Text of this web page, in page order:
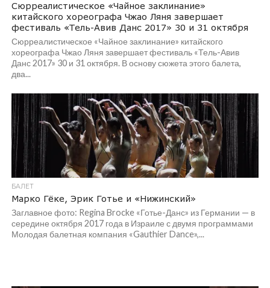
Сюрреалистическое «Чайное заклинание»
китайского хореографа Чжао Ляня завершает
фестиваль «Тель-Авив Данс 2017» 30 и 31 октября
Сюрреалистическое «Чайное заклинание» китайского
хореографа Чжао Ляня завершает фестиваль «Тель-Авив
Данс 2017» 30 и 31 октября. В основу сюжета этого балета,
два...
БАЛЕТ
Марко Гёке, Эрик Готье и «Нижинский»
Заглавное фото: Regina Brocke «Готье-Данс» из Германии — в
середине октября 2017 года в Израиле с двумя программами
Молодая балетная компания «Gauthier Dance»,...